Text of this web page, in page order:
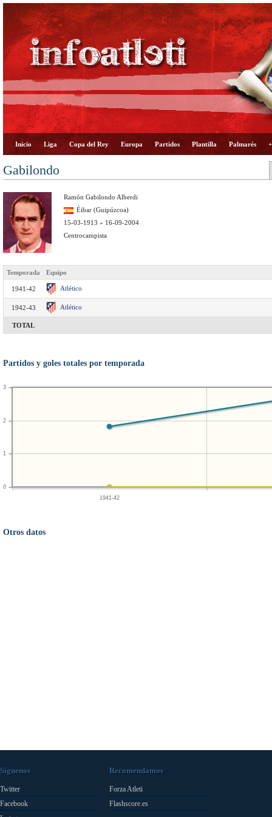
Inicio Liga Copa del Rey Europa Partidos Plantilla Palmarés
Gabilondo
Ramón Gabilondo Alberdi
Éibar (Guipúzcoa)
15-03-1913 » 16-09-2004
Centrocampista
Temporada Equipo
1941-42 Atlético
1942-43 Atlético
TOTAL
Partidos y goles totales por temporada
1941-42
0
1
2
3
Otros datos
Síguenos
Twitter
Facebook
Recomendamos
Forza Atleti
Flashscore.es